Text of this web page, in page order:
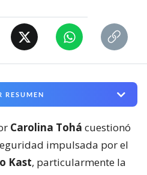
RESUMEN
Carolina Tohá cuestionó
impulsada por el
Kast, particularmente la